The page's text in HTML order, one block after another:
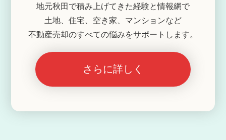
地元秋田で積み上げてきた経験と情報網で
土地、住宅、空き家、マンションなど
不動産売却のすべての悩みをサポートします。
さらに詳しく